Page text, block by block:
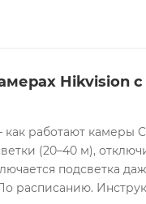
Hikvision с
работают камеры
(20–40 м),
подсветка
расписанию.